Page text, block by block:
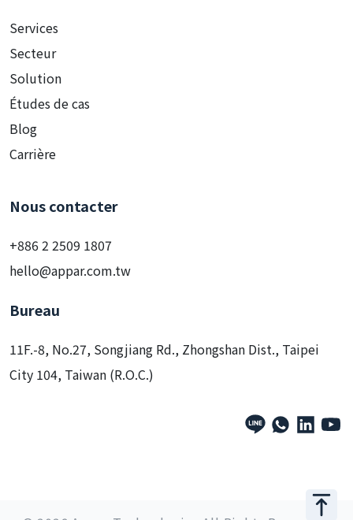
Services
Secteur
Solution
Études de cas
Blog
Carrière
Nous contacter
+886 2 2509 1807
hello@appar.com.tw
Bureau
11F.-8, No.27, Songjiang Rd., Zhongshan Dist., Taipei
City 104, Taiwan (R.O.C.)